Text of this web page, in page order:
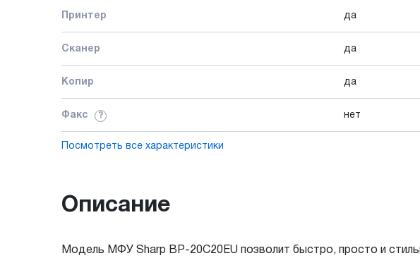
Принтер да
Сканер да
Копир да
Факс ? нет
Посмотреть все характеристики
Описание
Модель МФУ Sharp BP-20C20EU позволит быстро, просто и